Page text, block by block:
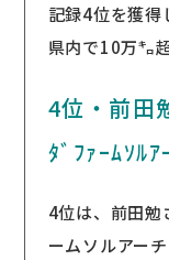
記録4位を獲得
県内で10万㌔
4位・前田
ﾀﾞﾌｧｰﾑｿﾙｱ
4位は、前田勉
ームソルアー